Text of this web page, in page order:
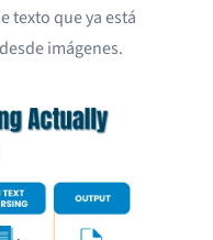
texto que ya está
imágenes.